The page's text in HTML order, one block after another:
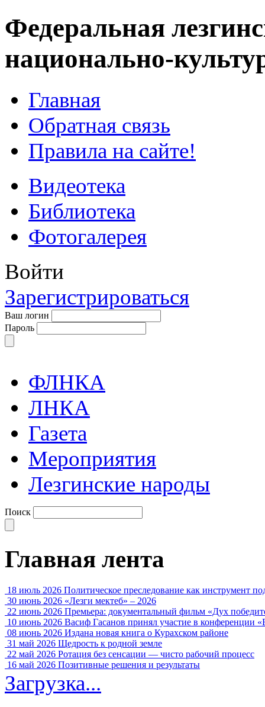
Федеральная
национально-
Главная
Обратная связь
Правила на сайте!
Видеотека
Библиотека
Фотогалерея
Войти
Зарегистрироваться
Ваш логин
Пароль
ФЛНКА
ЛНКА
Газета
Мероприятия
Лезгинские народы
Поиск
Главная лента
18 июль 2026 Политическое преследование как инструмент
30 июнь 2026 «Лезги мектеб» – 2026
22 июнь 2026 Премьера: документальный фильм «Дух
10 июнь 2026 Васиф Гасанов принял участие в конференции
08 июнь 2026 Издана новая книга о Курахском районе
31 май 2026 Щедрость к родной земле
22 май 2026 Ротация без сенсации — чисто рабочий процесс
16 май 2026 Позитивные решения и результаты
Загрузка...